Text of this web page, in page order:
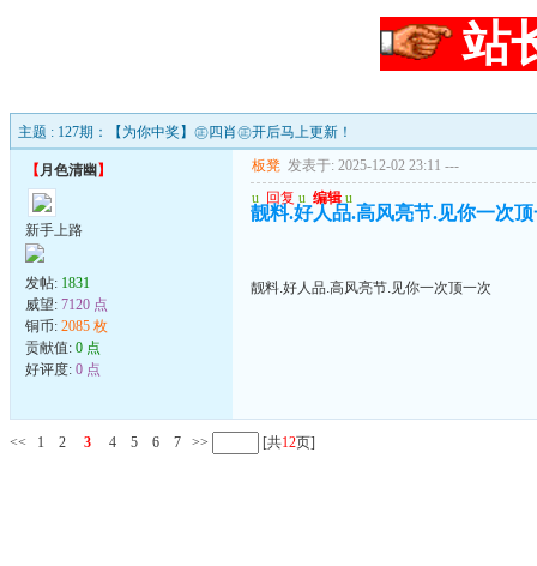
站
主题 : 127期：【为你中奖】㊣四肖㊣开后马上更新！
【月色清幽 】
新手上路
发帖: 1831
威望: 7120 点
铜币: 2085 枚
贡献值: 0 点
好评度: 0 点
板凳 发表于: 2025-12-02 23:11 ---
u 回复 u 编辑 u
靓料.好人品.高风亮节.见你一次
靓料.好人品.高风亮节.见你一次顶一次
<< 1 2 3 4 5 6 7 >> [共12页]